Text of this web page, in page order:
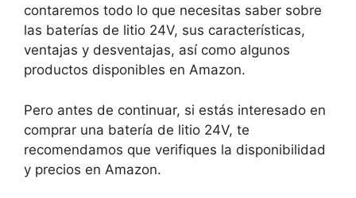
contaremos todo lo que necesitas saber sobre
las baterías de litio 24V, sus características,
ventajas y desventajas, así como algunos
productos disponibles en Amazon.
Pero antes de continuar, si estás interesado en
comprar una batería de litio 24V, te
recomendamos que verifiques la disponibilidad
y precios en Amazon.